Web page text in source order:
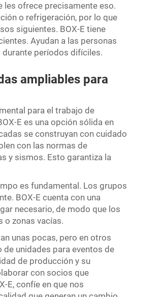
les ofrece precisamente eso.
o refrigeración, por lo que
siguientes. BOX-E tiene
Ayudan a las personas
durante períodos difíciles.
ampliables para
para el trabajo de
E es una opción sólida en
se construyan con cuidado
con las normas de
y sismos. Esto garantiza la
es fundamental. Los grupos
BOX-E cuenta con una
necesario, de modo que los
o zonas vacías.
unas pocas, pero en otros
de unidades para eventos de
de producción y su
con socios que
E, confíe en que nos